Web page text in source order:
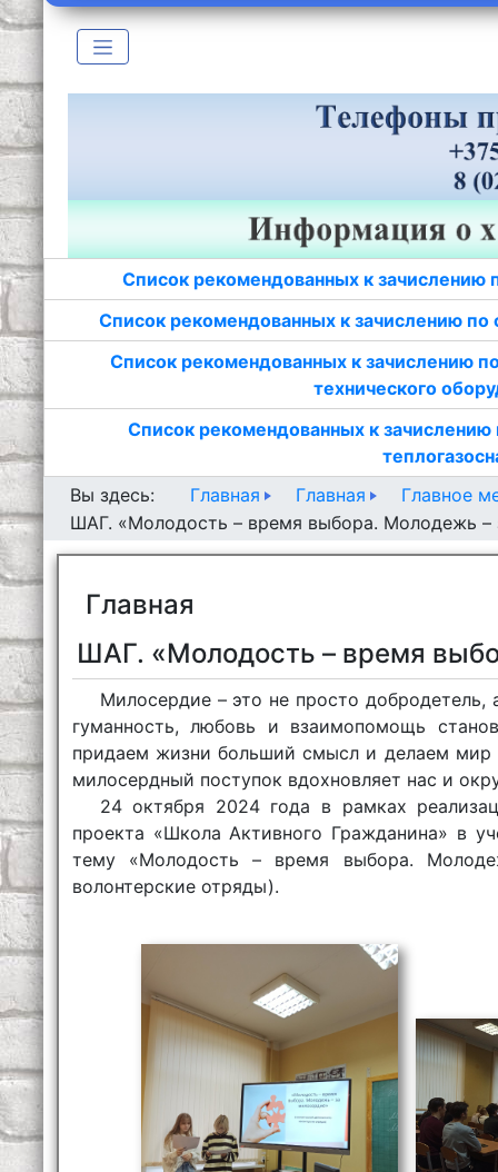
Список рекомендованных к зачислению
Список рекомендованных к зачислению
Список рекомендованных к зачислению
технического
Список рекомендованных к
Вы здесь:
Главная Главная
Главное
ШАГ. «Молодость – время выбора. Молодежь –
Главная
ШАГ. «Молодость – время
Милосердие – это не просто
гуманность, любовь и взаимопомощь
придаем жизни больший смысл и делаем мир
милосердный поступок вдохновляет нас и
24 октября 2024 года в рамках
проекта «Школа Активного Гражданина» в
тему «Молодость – время выбора.
волонтерские отряды).